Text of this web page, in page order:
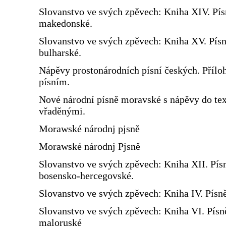
Slovanstvo ve svých zpěvech: Kniha XIV.
makedonské.
Slovanstvo ve svých zpěvech: Kniha XV.
bulharské.
Nápěvy prostonárodních písní českých.
písním.
Nové národní písně moravské s nápěvy do
vřaděnými.
Morawské národnj pjsně
Morawské národnj Pjsně
Slovanstvo ve svých zpěvech: Kniha XII.
bosensko-hercegovské.
Slovanstvo ve svých zpěvech: Kniha IV.
Slovanstvo ve svých zpěvech: Kniha VI.
maloruské